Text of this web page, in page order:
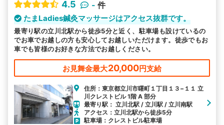
4.5
- 件
たまLadies鍼灸マッサージはアクセス抜群です。
最寄り駅の立川北駅から徒歩5分と近く、駐車場も設けているの
でお車でお越しの方も安心してお越しいただけます。徒歩でもお
車でも皆様のお好きな方法でお越しください。
お見舞金最大20,000円支給
住所：東京都立川市曙町１丁目１３−１１ 立
川クレストビル 1階 A 部分
最寄り駅： 立川北駅 / 立川駅 / 立川南駅
アクセス：立川北駅から徒歩5分
駐車場：クレストビル駐車場